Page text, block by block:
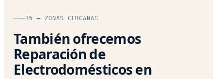
15 — ZONAS CERCANAS
También ofrecemos
Reparación de
Electrodomésticos en